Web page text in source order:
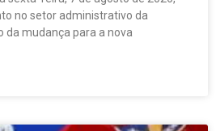
no setor administrativo da
da mudança para a nova